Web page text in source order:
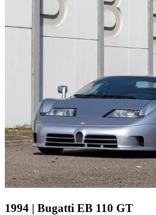
1994 | Bugatti EB 110 GT